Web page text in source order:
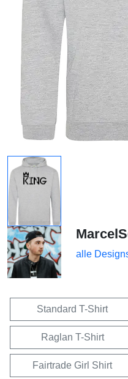
alle
Standard T-Shirt
Raglan T-Shirt
Fairtrade Girl Shirt